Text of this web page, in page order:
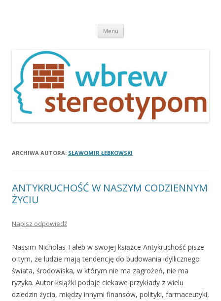
Menu Przeskocz
treści
ARCHIWA AUTORA: SŁAWOMIR ŁEBKOWSKI
ANTYKRUCHOŚĆ W NASZYM CODZIENNYM
ŻYCIU
Napisz odpowiedź
Nassim Nicholas Taleb w swojej książce Antykruchość pisze
o tym, że ludzie mają tendencję do budowania idyllicznego
świata, środowiska, w którym nie ma zagrożeń, nie ma
ryzyka. Autor książki podaje ciekawe przykłady z wielu
dziedzin życia, między innymi finansów, polityki, farmaceutyki,